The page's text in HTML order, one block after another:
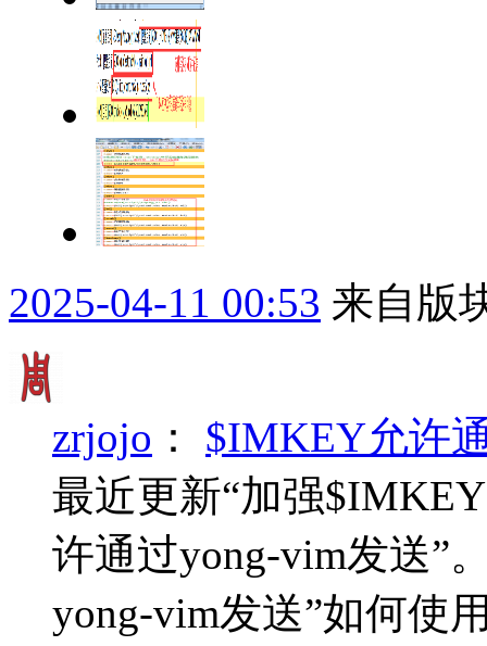
2025-04-11 00:53 来自版
zrjojo ： $IMKEY允许
最近更新“加强
许通过yong-vim发送”
yong-vim发送”如何使